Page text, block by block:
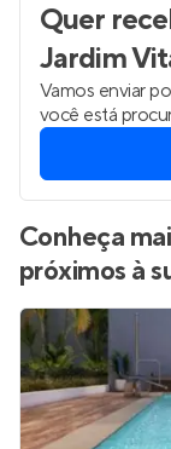
Quer
Jardim
Vamos enviar
você está
Conheça
próximos à